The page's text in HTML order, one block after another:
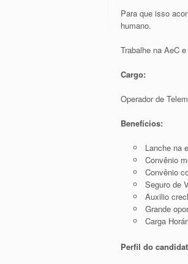
Para que isso
humano.
Trabalhe na AeC
Cargo:
Operador de
Benefícios:
Lanche na
Convênio
Convênio
Seguro de
Auxilio
Grande
Carga
Perfil do